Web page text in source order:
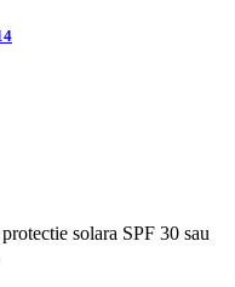
solara SPF 30 sau